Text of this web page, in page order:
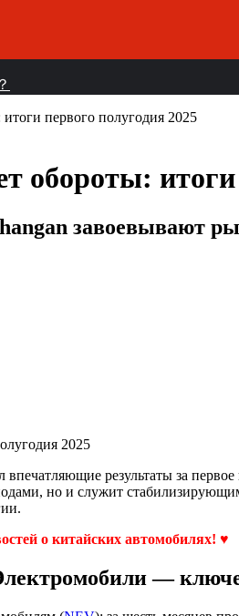
первого полугодия 2025
обороты: итоги
завоевывают
2025
результаты за
но и служит
о китайских автомобилях! ♥
—